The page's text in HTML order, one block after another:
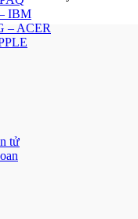
IBM
– ACER
tử